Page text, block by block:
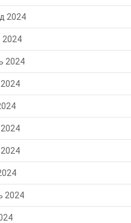
2024
2024
2024